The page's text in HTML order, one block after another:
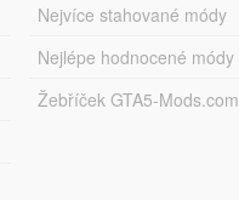
Nejvíce stahované módy
Nejlépe hodnocené módy
Žebříček GTA5-Mods.com